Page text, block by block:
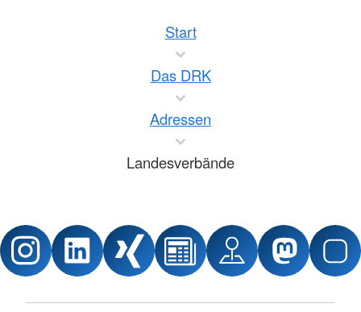
Start
Das DRK
Adressen
Landesverbände